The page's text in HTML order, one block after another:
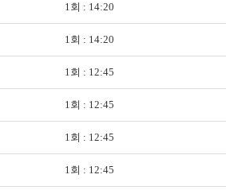
1회 : 14:20
1회 : 14:20
1회 : 12:45
1회 : 12:45
1회 : 12:45
1회 : 12:45